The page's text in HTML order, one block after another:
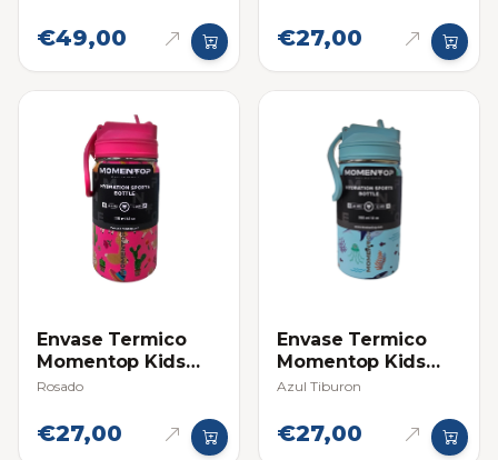
€49,00 €27,00
Envase Termico
Momentop Kids
12oz / 355ml
Rosado
€27,00
Envase Termico
Momentop Kids
12oz / 355ml
Azul Tiburon
€27,00